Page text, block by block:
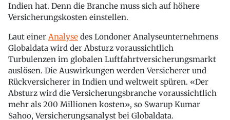
Indien hat. Denn die Branche muss sich auf höhere
Versicherungskosten einstellen.
Laut einer Analyse des Londoner Analyseunternehmens
Globaldata wird der Absturz voraussichtlich
Turbulenzen im globalen Luftfahrtversicherungsmarkt
auslösen. Die Auswirkungen werden Versicherer und
Rückversicherer in Indien und weltweit spüren. «Der
Absturz wird die Versicherungsbranche voraussichtlich
mehr als 200 Millionen kosten», so Swarup Kumar
Sahoo, Versicherungsanalyst bei Globaldata.